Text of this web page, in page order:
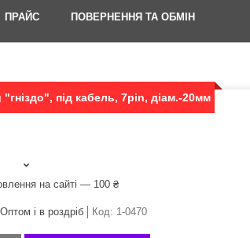
ПРАЙС ПОВЕРНЕННЯ ТА ОБМІН
під кабель, 7pin, діам.-20мм
на сайті — 100 ₴
Оптом і в роздріб Код: 1-0470